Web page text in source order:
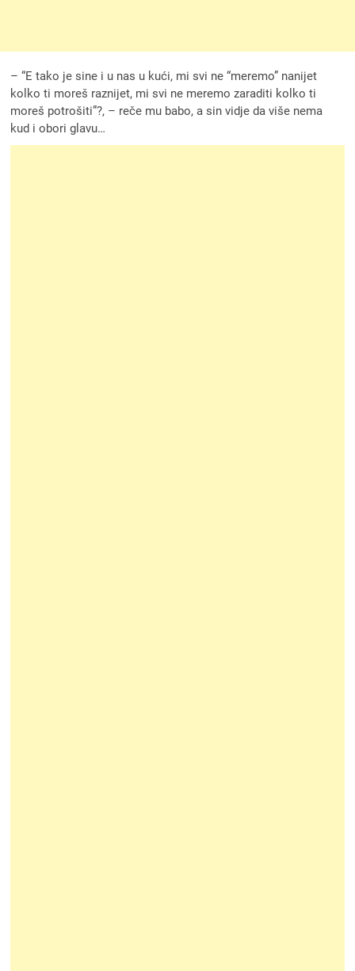
– “E tako je sine i u nas u kući, mi svi ne “meremo” nanijet
kolko ti moreš raznijet, mi svi ne meremo zaraditi kolko ti
moreš potrošiti”?, – reče mu babo, a sin vidje da više nema
kud i obori glavu…